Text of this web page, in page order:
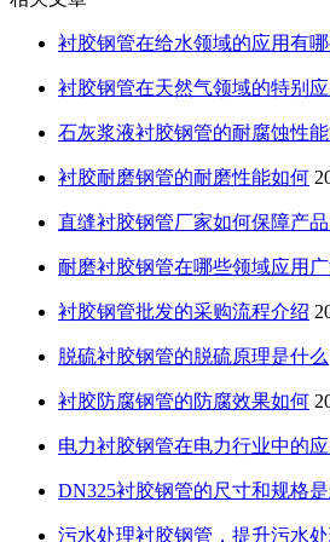
衬胶钢管在给水领域的应用有
衬胶钢管在天然气领域的特别
石灰浆液衬胶钢管的耐腐蚀性
衬胶耐磨钢管的耐磨性能如何
直缝衬胶钢管厂家如何保障产
耐磨衬胶钢管在哪些领域应用广
衬胶钢管批发的采购流程介绍
脱硫衬胶钢管的脱硫原理是什么
衬胶防腐钢管的防腐效果如何
电力衬胶钢管在电力行业中的
DN325衬胶钢管的尺寸和规格
污水处理衬胶钢管，提升污水